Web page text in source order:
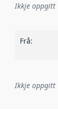
Ikkje oppgitt
Frå:
Referanse til ei
Ikkje oppgitt